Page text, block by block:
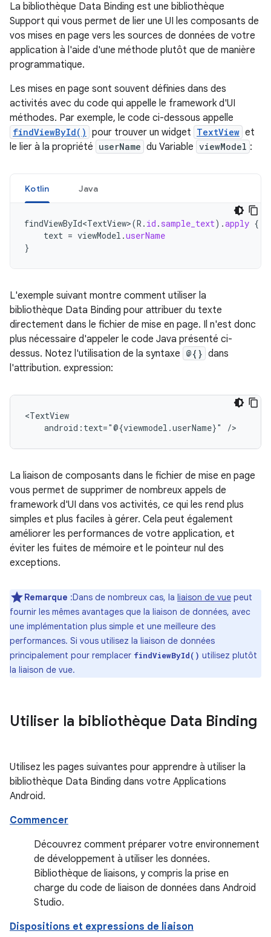
La bibliothèque Data Binding est une bibliothèque
Support qui vous permet de lier une UI les composants de
vos mises en page vers les sources de données de votre
application à l'aide d'une méthode plutôt que de manière
programmatique.
Les mises en page sont souvent définies dans des
activités avec du code qui appelle le framework d'UI
méthodes. Par exemple, le code ci-dessous appelle
findViewById() pour trouver un widget TextView et
le lier à la propriété userName du Variable viewModel :
Kotlin Java
findViewById<TextView>(R . id . sample_text).apply {
text = viewModel .userName
}
L'exemple suivant montre comment utiliser la
bibliothèque Data Binding pour attribuer du texte
directement dans le fichier de mise en page. Il n'est donc
plus nécessaire d'appeler le code Java présenté ci-
dessus. Notez l'utilisation de la syntaxe @{} dans
l'attribution. expression:
android:text="@{viewmodel.userName}"
La liaison de composants dans le fichier de mise en page
vous permet de supprimer de nombreux appels de
framework d'UI dans vos activités, ce qui les rend plus
simples et plus faciles à gérer. Cela peut également
améliorer les performances de votre application, et
éviter les fuites de mémoire et le pointeur nul des
exceptions.
Remarque :Dans de nombreux cas, la liaison de vue peut
fournir les mêmes avantages que la liaison de données, avec
une implémentation plus simple et une meilleure des
performances. Si vous utilisez la liaison de données
principalement pour remplacer findViewById() utilisez plutôt
la liaison de vue.
Utiliser la bibliothèque Data Binding
Utilisez les pages suivantes pour apprendre à utiliser la
bibliothèque Data Binding dans votre Applications
Android.
Commencer
Découvrez comment préparer votre environnement
de développement à utiliser les données.
Bibliothèque de liaisons, y compris la prise en
charge du code de liaison de données dans Android
Studio.
Dispositions et expressions de liaison